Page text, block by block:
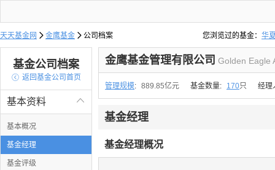
天天基金网  金鹰基金  公司档案 您浏览过的基金： 华
易方达上证中盘ETF联
基金公司档案
 返回基金公司首页

基本资料
基本概况
基金经理
基金评级
金鹰基金管理有限公司 Golden Eagle
管理规模: 889.85亿元 基金数量: 170只 经理
基金经理
基金经理概况